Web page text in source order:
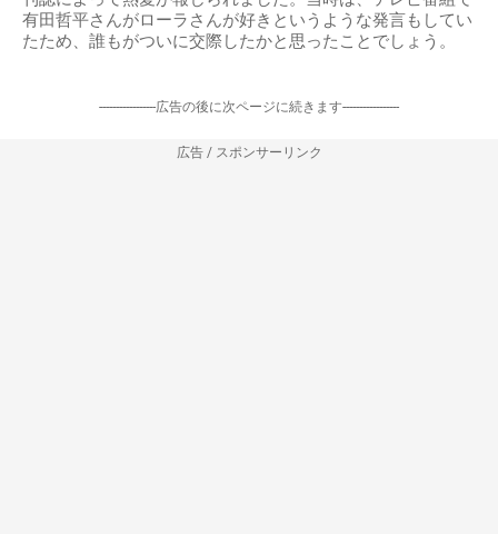
有田哲平さんがローラさんが好きというような発言もしてい
たため、誰もがついに交際したかと思ったことでしょう。
-----------------広告の後に次ページに続きます-----------------
広告 / スポンサーリンク